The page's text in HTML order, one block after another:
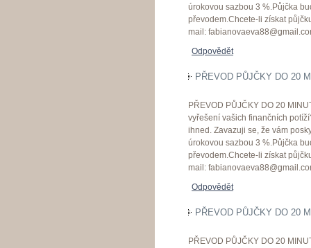
úrokovou sazbou 3 %.Půjčka
převodem.Chcete-li získat
mail:
Odpovědět
PŘEVOD PŮJČKY DO 20
PŘEVOD PŮJČKY DO 20
vyřešení vašich finančních
ihned. Zavazuji se, že vám
úrokovou sazbou 3 %.Půjčka
převodem.Chcete-li získat
mail:
Odpovědět
PŘEVOD PŮJČKY DO 20
PŘEVOD PŮJČKY DO 20